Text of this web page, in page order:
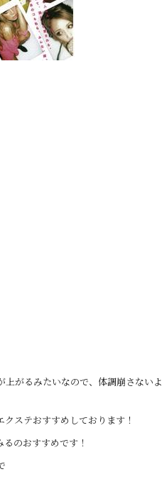
がるみたいなので、体調崩さないよ
ステおすすめしております！
のおすすめです！